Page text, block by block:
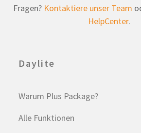
Fragen? Kontaktiere unser Team
HelpCenter.
Daylite
Warum Plus Package?
Alle Funktionen